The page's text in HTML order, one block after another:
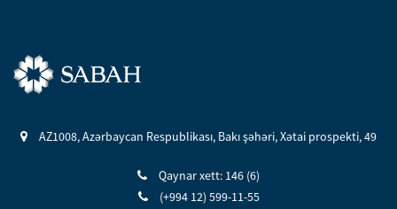
AZ1008, Azərbaycan Respublikası, Bakı şəhəri, Xətai prospekti, 49
Qaynar xett: 146 (6)
(+994 12) 599-11-55